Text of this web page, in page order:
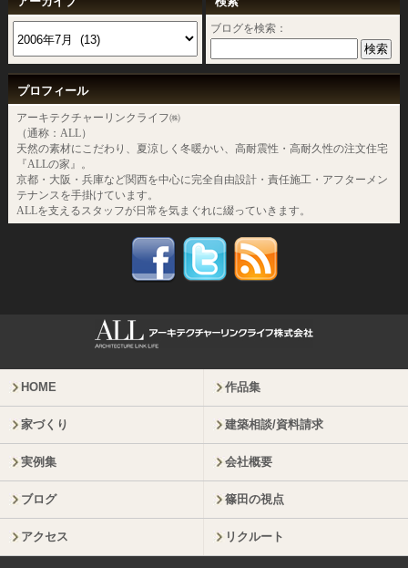
ブログを検索：
プロフィール
アーキテクチャーリンクライフ㈱
（通称：ALL）
天然の素材にこだわり、夏涼しく冬暖かい、高耐震性・高耐久性の注文住宅
『ALLの家』。
京都・大阪・兵庫など関西を中心に完全自由設計・責任施工・アフターメン
テナンスを手掛けています。
ALLを支えるスタッフが日常を気まぐれに綴っていきます。
HOME 作品集
家づくり 建築相談/資料請求
実例集 会社概要
ブログ 篠田の視点
アクセス リクルート